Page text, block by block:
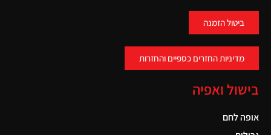
ביטול הזמנה
מדיניות החזרים כספיים והחזרות
בישול ואפיה
אופה לחם